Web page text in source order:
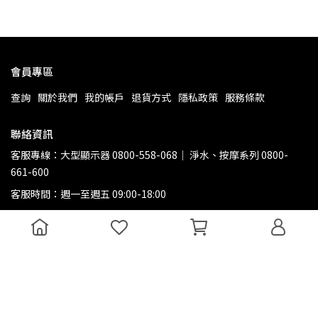
會員專區
查詢 關於我們 我的帳戶 退貨方式 隱私政策 服務條款
聯絡資訊
客服專線：大型顯示器 0800-558-068｜ 淨水、按摩系列 0800-
661-600
客服時間：週一至週五 09:00-18:00